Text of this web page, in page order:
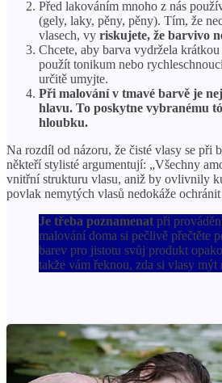
Před lakováním mnoho z nás
(gely, laky, pěny, pěny). Tím, že
vlasech, vy riskujete, že barvivo
Chcete, aby barva vydržela krátkou
použít tonikum nebo
určitě umyjte.
Při malování v tmavé barvě je
hlavu. To poskytne vybranému
hloubku.
Na rozdíl od názoru, že čisté vlasy se při
někteří stylisté argumentují: „Všechny
vnitřní strukturu vlasu, aniž by ovlivnily
povlak nemytých vlasů nedokáže
Je třeba poznamenat při
malování doma si pečlivě přečtěte
barev pro jistotu svůj produkt
takže vám řeknou, zda si vlasy mýt